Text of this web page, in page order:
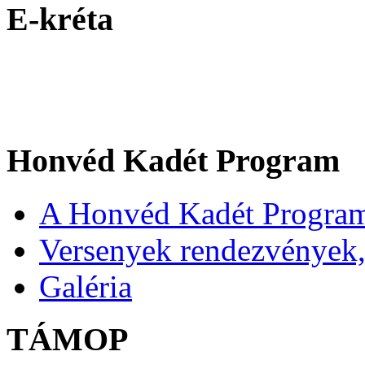
E-kréta
Honvéd Kadét Program
A Honvéd Kadét
Versenyek
Galéria
TÁMOP